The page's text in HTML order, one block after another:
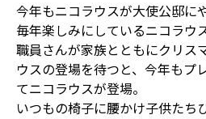
今年もニコラウスが大使公邸に
毎年楽しみにしているニコラウ
職員さんが家族とともにクリス
ウスの登場を待つと、今年もプ
てニコラウスが登場。
いつもの椅子に腰かけ子供たち